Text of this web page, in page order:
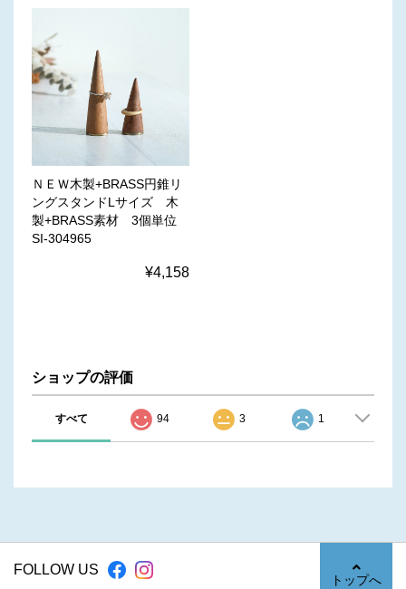
ＮＥＷ木製+BRASS円錐リ
ングスタンドLサイズ 木
製+BRASS素材 3個単位
SI-304965
¥4,158
ショップの評価
すべて 94 3 1
FOLLOW US
トップへ